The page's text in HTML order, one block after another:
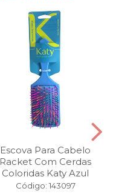
Escova Para Cabelo
Racket Com Cerdas
Coloridas Katy Azul
Código: 143097